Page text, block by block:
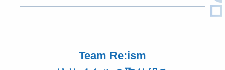
Team Re:ism